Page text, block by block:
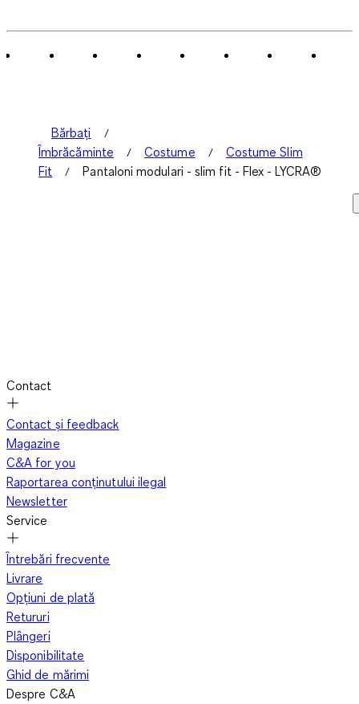
0
Bărbați
Îmbrăcăminte
Costume
Costume Slim
Fit
Pantaloni modulari - slim fit - Flex - LYCRA®
Contact
Contact și feedback
Magazine
C&A for you
Raportarea conținutului ilegal
Newsletter
Service
Întrebări frecvente
Livrare
Opțiuni de plată
Retururi
Plângeri
Disponibilitate
Ghid de mărimi
Despre C&A